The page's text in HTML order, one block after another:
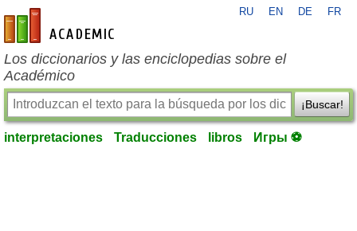
es-academic.com
RU EN DE FR
Los diccionarios y las enciclopedias sobre el
Académico
¡Buscar!
interpretaciones Traducciones libros Игры ⚽